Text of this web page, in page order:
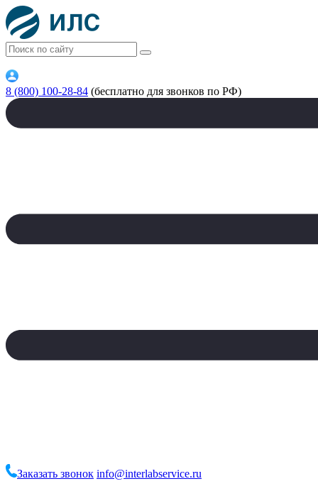
8 (800) 100-28-84 (бесплатно для звонков по РФ)
Заказать звонок info@interlabservice.ru